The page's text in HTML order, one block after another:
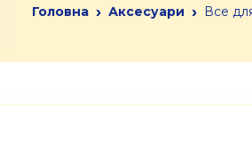
Головна › Аксесуари › Все